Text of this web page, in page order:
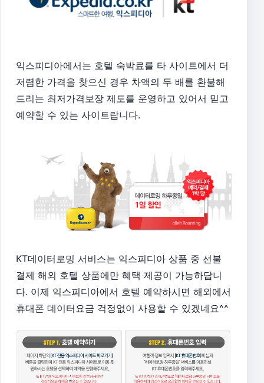
익스피디아에서는 호텔 숙박료를 타 사이트에서 더
저렴한 가격을 찾으신 경우 차액의 두 배를 환불해
드리는 최저가격보장 제도를 운영하고 있어서 믿고
예약할 수 있는 사이트랍니다.
KT데이터로밍 서비스는 익스피디아 상품 중 선불
결제 해외 호텔 상품에만 혜택 제공이 가능하답니
다. 이제 익스피디아에서 호텔 예약하시면 해외에서
휴대폰 데이터요금 걱정없이 사용할 수 있겠네요^^